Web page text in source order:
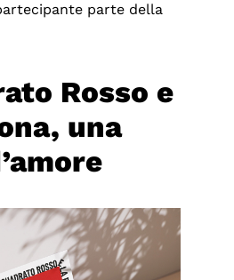
parte della
Rosso e
una